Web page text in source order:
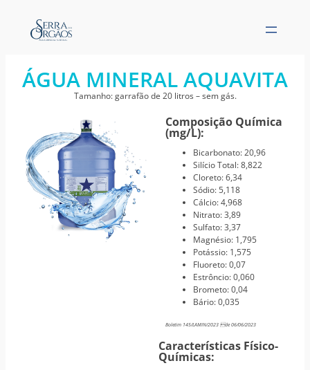
ÁGUA MINERAL AQUAVITA
Tamanho: garrafão de 20 litros – sem gás.
Composição Química
(mg/L):
Bicarbonato: 20,96
Silício Total: 8,822
Cloreto: 6,34
Sódio: 5,118
Cálcio: 4,968
Nitrato: 3,89
Sulfato: 3,37
Magnésio: 1,795
Potássio: 1,575
Fluoreto: 0,07
Estrôncio: 0,060
Brometo: 0,04
Bário: 0,035
Boletim 145/LAMIN/2023 de 06/06/2023
Características Físico-
Químicas: